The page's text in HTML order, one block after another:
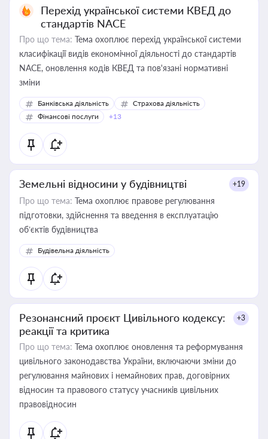
Перехід української системи КВЕД до
стандартів NACE
Про що тема: Тема охоплює перехід української системи
класифікації видів економічної діяльності до стандартів
NACE, оновлення кодів КВЕД та пов'язані нормативні
зміни
Банківська діяльність
Страхова діяльність
Фінансові послуги
+13
Земельні відносини у будівництві +19
Про що тема: Тема охоплює правове регулювання
підготовки, здійснення та введення в експлуатацію
об’єктів будівництва
Будівельна діяльність
Резонансний проєкт Цивільного кодексу:
реакції та критика
+3
Про що тема: Тема охоплює оновлення та реформування
цивільного законодавства України, включаючи зміни до
регулювання майнових і немайнових прав, договірних
відносин та правового статусу учасників цивільних
правовідносин